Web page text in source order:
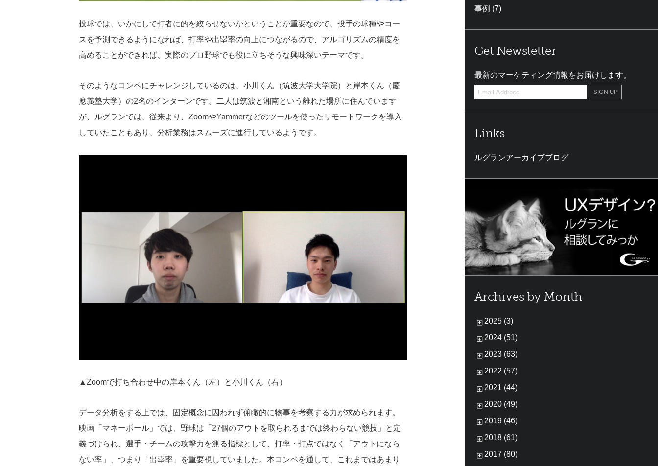
投球では、いかにして打者に的を絞らせないかということが重要なので、投手の球種やコー
スを予測できるようになれば、打率や出塁率の向上につながるので、アルゴリズムの精度を
高めることができれば、実際のプロ野球でも役に立ちそうな興味深いテーマです。
そのようなコンペにチャレンジしているのは、小川くん（筑波大学大学院）と岸本くん（慶
應義塾大学）の2名のインターンです。二人は筑波と湘南という離れた場所に住んでいます
が、ルグランでは、従来より、ZoomやYammerなどのツールを使ったリモートワークを導入
していたこともあり、分析業務はスムーズに進行しているようです。
▲Zoomで打ち合わせ中の岸本くん（左）と小川くん（右）
データ分析をする上では、固定概念に囚われず俯瞰的に物事を考察する力が求められます。
映画「マネーボール」では、野球は「27個のアウトを取られるまでは終わらない競技」と定
義づけられ、選手・チームの攻撃力を測る指標として、打率・打点ではなく「アウトになら
ない率」、つまり「出塁率」を重要視していました。本コンペを通して、これまではあまり
事例 (7)
Get Newsletter
最新のマーケティング情報をお届けします。
Links
ルグランアーカイブブログ
Archives by Month
2025 (3)
2024 (51)
2023 (63)
2022 (57)
2021 (44)
2020 (49)
2019 (46)
2018 (61)
2017 (80)